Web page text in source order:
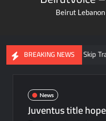
Beirut
BREAKING NEWS
You Can Now Skip
News
Juventus title